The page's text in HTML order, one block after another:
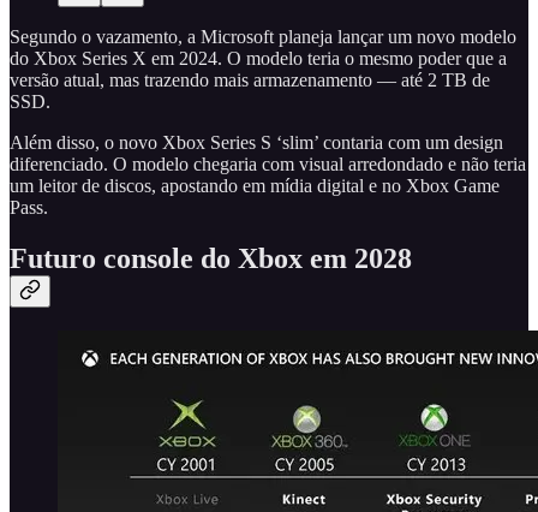
Segundo o vazamento, a Microsoft planeja lançar um novo modelo
do Xbox Series X em 2024. O modelo teria o mesmo poder que a
versão atual, mas trazendo mais armazenamento — até 2 TB de
SSD.
Além disso, o novo Xbox Series S ‘slim’ contaria com um design
diferenciado. O modelo chegaria com visual arredondado e não teria
um leitor de discos, apostando em mídia digital e no Xbox Game
Pass.
Futuro console do Xbox em 2028